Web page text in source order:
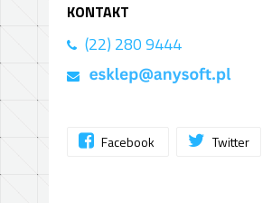
KONTAKT
(22) 280 9444
Facebook Twitter